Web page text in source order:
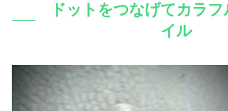
ドットをつなげてカラ
イル